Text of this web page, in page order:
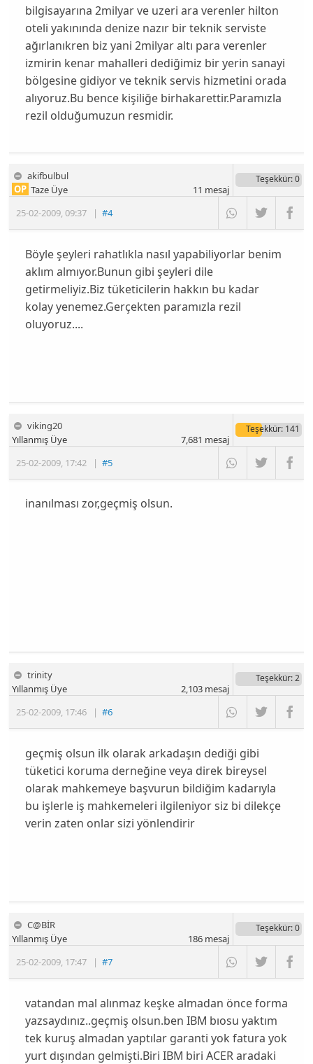
bilgisayarına 2milyar ve uzeri ara verenler hilton
oteli yakınında denize nazır bir teknik serviste
ağırlanıkren biz yani 2milyar altı para verenler
izmirin kenar mahalleri dediğimiz bir yerin sanayi
bölgesine gidiyor ve teknik servis hizmetini orada
alıyoruz.Bu bence kişiliğe birhakarettir.Paramızla
rezil olduğumuzun resmidir.
akifbulbul
25-02-2009,09:37 |#4
OP Taze Üye
Teşekkür: 0
11 mesaj
Böyle şeyleri rahatlıkla nasıl yapabiliyorlar benim
aklım almıyor.Bunun gibi şeyleri dile
getirmeliyiz.Biz tüketicilerin hakkın bu kadar
kolay yenemez.Gerçekten paramızla rezil
oluyoruz....
viking20
25-02-2009, 17:42 |#5
Yıllanmış Üye
Teşekkür: 141
7,681 mesaj
inanılması zor,geçmiş olsun.
trinity
25-02-2009, 17:46 |#6
Yıllanmış Üye
Teşekkür: 2
2,103mesaj
geçmiş olsun ilk olarak arkadaşın dediği gibi
tüketici koruma derneğine veya direk bireysel
olarak mahkemeye başvurun bildiğim kadarıyla
bu işlerle iş mahkemeleri ilgileniyor siz bi dilekçe
verin zaten onlar sizi yönlendirir
C@BİR
25-02-2009, 17:47 |#7
Yıllanmış Üye
Teşekkür: 0
186mesaj
vatandan mal alınmaz keşke almadan önce forma
yazsaydınız..geçmiş olsun.ben IBM bıosu yaktım
tek kuruş almadan yaptılar garanti yok fatura yok
yurt dışından gelmişti.Biri IBM biri ACER aradaki